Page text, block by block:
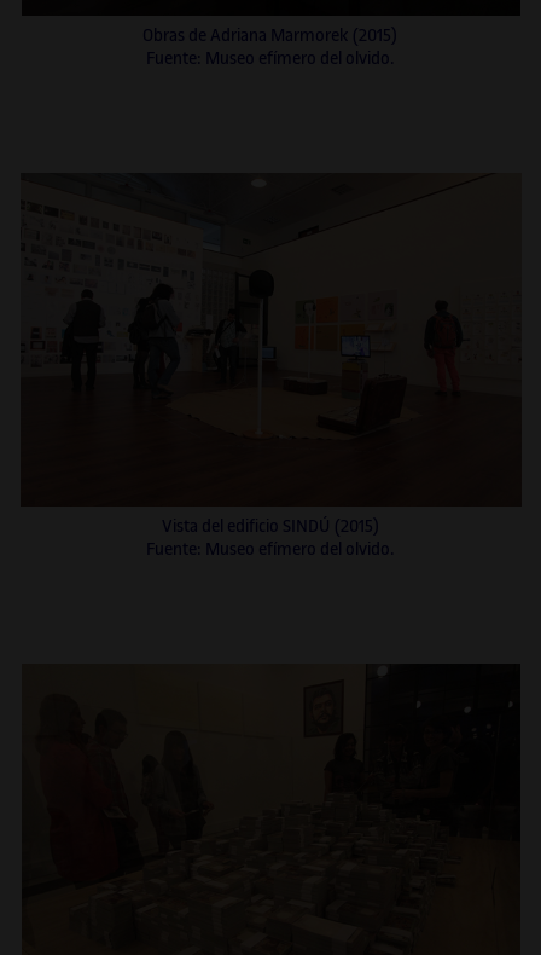
Obras de Adriana Marmorek (2015)
Fuente: Museo efímero del olvido.
Vista del edificio SINDÚ (2015)
Fuente: Museo efímero del olvido.